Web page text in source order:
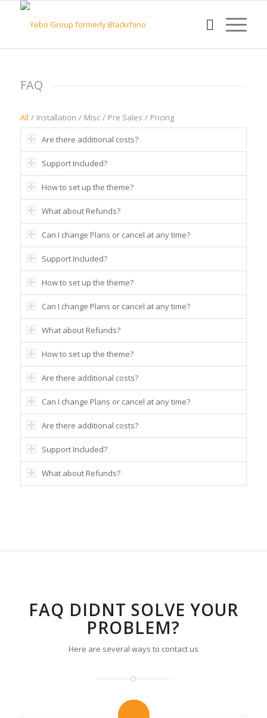
FAQ
All / Installation / Misc / Pre Sales / Pricing
Are there additional costs?
Support Included?
How to set up the theme?
What about Refunds?
Can I change Plans or cancel at any time?
Support Included?
How to set up the theme?
Can I change Plans or cancel at any time?
What about Refunds?
How to set up the theme?
Are there additional costs?
Can I change Plans or cancel at any time?
Are there additional costs?
Support Included?
What about Refunds?
FAQ DIDNT SOLVE YOUR
PROBLEM?
Here are several ways to contact us